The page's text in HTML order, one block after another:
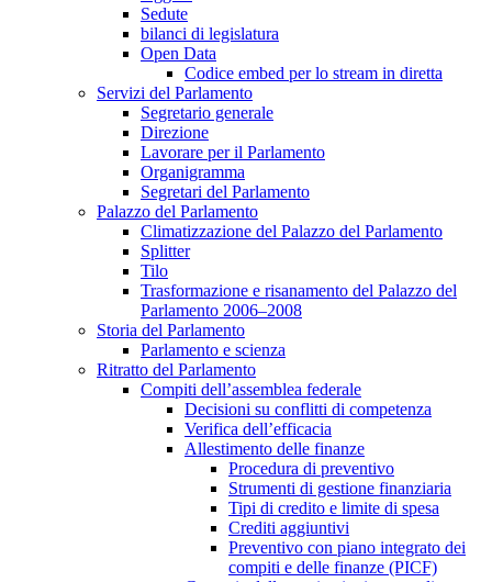
Sedute
bilanci di legislatura
Open Data
Codice embed per lo stream in diretta
Servizi del Parlamento
Segretario generale
Direzione
Lavorare per il Parlamento
Organigramma
Segretari del Parlamento
Palazzo del Parlamento
Climatizzazione del Palazzo del Parlamento
Splitter
Tilo
Trasformazione e risanamento del Palazzo del
Parlamento 2006–2008
Storia del Parlamento
Parlamento e scienza
Ritratto del Parlamento
Compiti dell’assemblea federale
Decisioni su conflitti di competenza
Verifica dell’efficacia
Allestimento delle finanze
Procedura di preventivo
Strumenti di gestione finanziaria
Tipi di credito e limite di spesa
Crediti aggiuntivi
Preventivo con piano integrato dei
compiti e delle finanze (PICF)